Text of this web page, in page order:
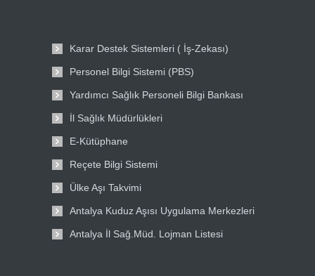
Karar Destek Sistemleri ( İş-Zekası)
Personel Bilgi Sistemi (PBS)
Yardımcı Sağlık Personeli Bilgi Bankası
İl Sağlık Müdürlükleri
E-Kütüphane
Reçete Bilgi Sistemi
Ülke Aşı Takvimi
Antalya Kuduz Aşısı Uygulama Merkezleri
Antalya İl Sağ.Müd. Lojman Listesi